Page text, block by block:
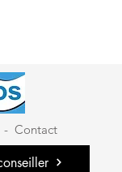
- Contact